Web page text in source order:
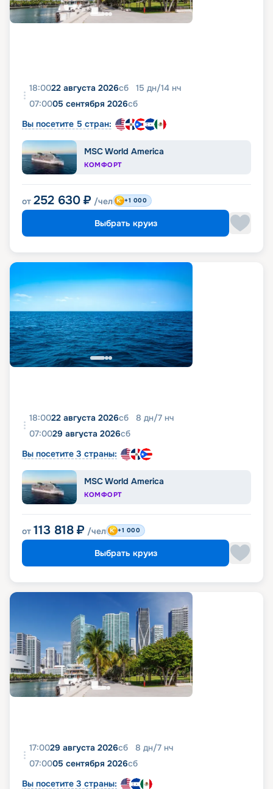
18:0022 августа 2026сб 15 дн/14 нч
07:0005 сентября 2026сб
Вы посетите 5 стран:
MSC World America
КОМФОРТ
от 252 630 ₽ /чел +1 000
Выбрать круиз
18:0022 августа 2026сб 8 дн/7 нч
07:0029 августа 2026сб
Вы посетите 3 страны:
MSC World America
КОМФОРТ
от 113 818 ₽ /чел +1 000
Выбрать круиз
17:0029 августа 2026сб 8 дн/7 нч
07:0005 сентября 2026сб
Вы посетите 3 страны: